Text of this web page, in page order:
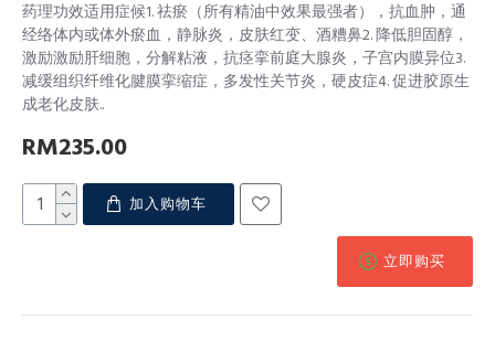
药理功效适用症候1. 祛瘀（所有精油中效果最强者），抗血肿，通
经络体内或体外瘀血，静脉炎，皮肤红变、酒糟鼻2. 降低胆固醇，
激励激励肝细胞，分解粘液，抗痉挛前庭大腺炎，子宫内膜异位3.
减缓组织纤维化腱膜挛缩症，多发性关节炎，硬皮症4. 促进胶原生
成老化皮肤..
RM235.00
加入购物车
立即购买